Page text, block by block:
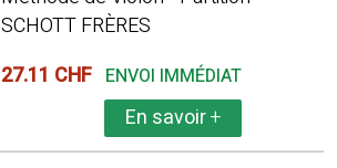
SCHOTT FRÈRES
27.11 CHF ENVOI IMMÉDIAT
En savoir+